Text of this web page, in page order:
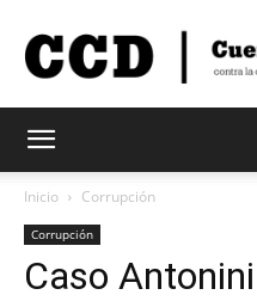
Inicio Corrupción
Corrupción
Caso